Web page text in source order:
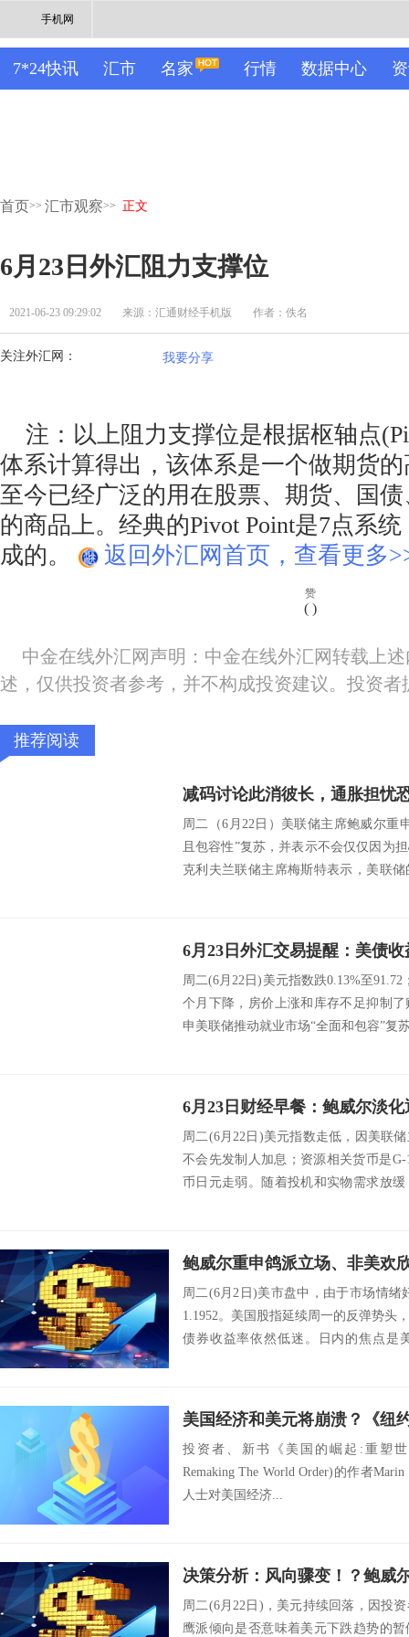
手机网
7*24快讯 汇市 名家 行情 数据中心
首页>> 汇市观察>> 正文
6月23日外汇阻力支撑位
2021-06-23 09:29:02 来源：汇通财经手机版 作者：佚名
关注外汇网： 我要分享
注：以上阻力支撑位是根据枢轴点
体系计算得出，该体系是一个做期货
至今已经广泛的用在股票、期货、国
的商品上。经典的Pivot Point是7点系
成的。
返回外汇网首页，查看更多
赞
( )
中金在线外汇网声明：中金在线外汇网转载上
述，仅供投资者参考，并不构成投资建议。投资
推荐阅读
周二（6月22日）美联储主席鲍威尔重
且包容性”复苏，并表示不会仅仅因为
克利夫兰联储主席梅斯特表示，美联
周二(6月22日)美元指数跌0.13%至
个月下降，房价上涨和库存不足抑制
申美联储推动就业市场“全面和包容”复
周二(6月22日)美元指数走低，因美联
不会先发制人加息；资源相关货币是
币日元走弱。随着投机和实物需求放
周二(6月2日)美市盘中，由于市场情绪
1.1952。美国股指延续周一的反弹势头
债券收益率依然低迷。日内的焦点是
投资者、新书《美国的崛起:重塑世
Remaking The World Order)的作者
人士对美国经济...
周二(6月22日)，美元持续回落，因投
鹰派倾向是否意味着美元下跌趋势的